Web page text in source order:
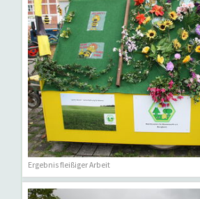
Ergebnis fleißiger Arbeit